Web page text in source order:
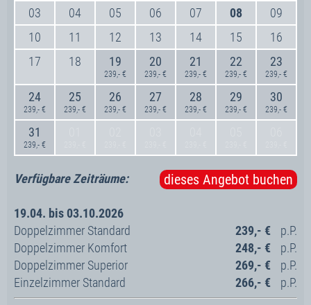
03
04 05 06 07 08
09
10
11 12 13 14 15
16
17
18 19
239,- €
20
239,- €
21
239,- €
22
239,- €
23
239,- €
24
239,- €
25
239,- €
26
239,- €
27
239,- €
28
239,- €
29
239,- €
30
239,- €
31
239,- €
dieses Angebot buchen
Verfügbare Zeiträume:
19.04. bis 03.10.2026
Doppelzimmer Standard
239,- €
Doppelzimmer Komfort
248,- €
Doppelzimmer Superior
269,- €
Einzelzimmer Standard
266,- €